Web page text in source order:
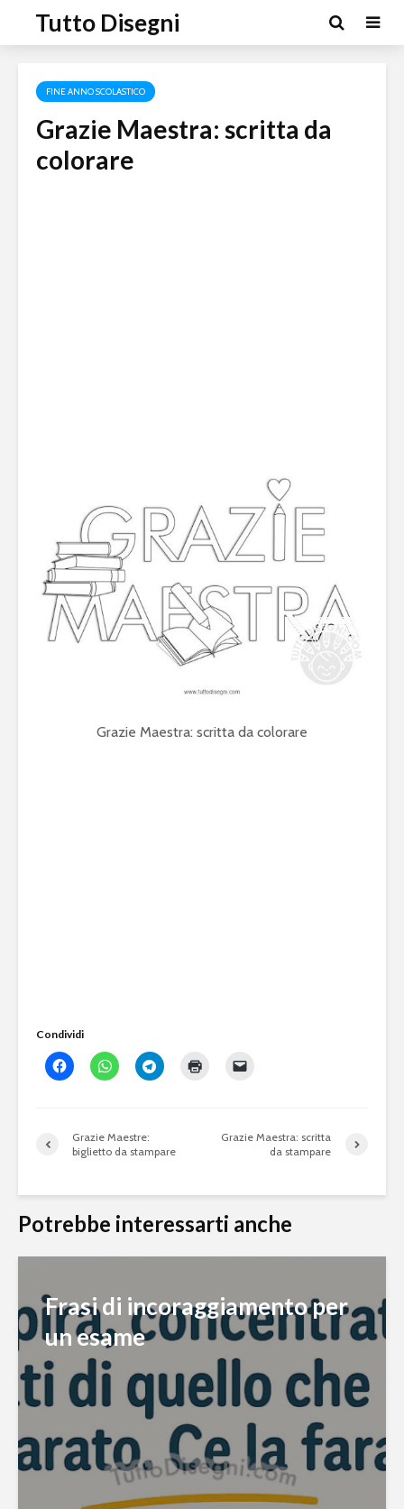
Tutto Disegni
FINE ANNO SCOLASTICO
Grazie Maestra: scritta da
colorare
Grazie Maestra: scritta da colorare
Condividi
Grazie Maestre:
biglietto da stampare
Grazie Maestra: scritta
da stampare
Potrebbe interessarti anche
Frasi di incoraggiamento per
un esame